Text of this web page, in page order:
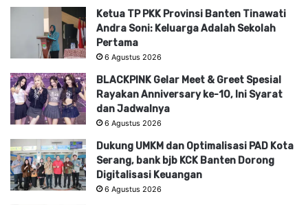
Ketua TP PKK Provinsi Banten Tinawati
Andra Soni: Keluarga Adalah Sekolah
Pertama
6 Agustus 2026
BLACKPINK Gelar Meet & Greet Spesial
Rayakan Anniversary ke-10, Ini Syarat
dan Jadwalnya
6 Agustus 2026
Dukung UMKM dan Optimalisasi PAD Kota
Serang, bank bjb KCK Banten Dorong
Digitalisasi Keuangan
6 Agustus 2026